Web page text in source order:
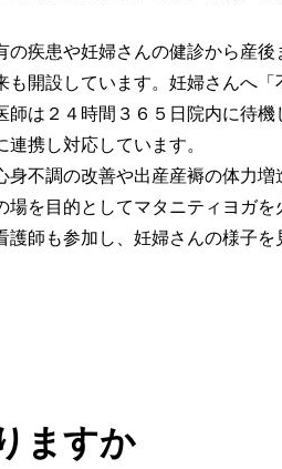
の疾患や妊婦さんの健診から産後
も開設しています。妊婦さんへ「
師は２４時間３６５日院内に待機
携し対応しています。
身不調の改善や出産産褥の体力増
場を目的としてマタニティヨガを
護師も参加し、妊婦さんの様子を
ますか